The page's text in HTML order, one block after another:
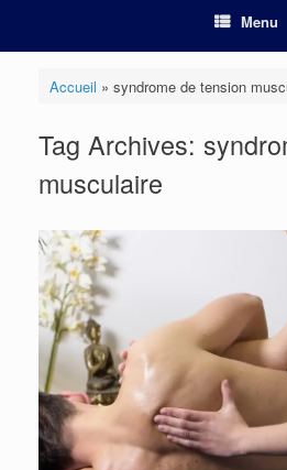
Menu
Accueil » syndrome de tension
Tag Archives:
musculaire